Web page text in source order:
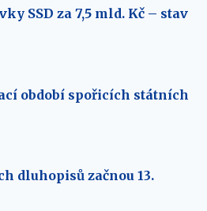
SSD za 7,5 mld. Kč – stav
období spořicích státních
dluhopisů začnou 13.